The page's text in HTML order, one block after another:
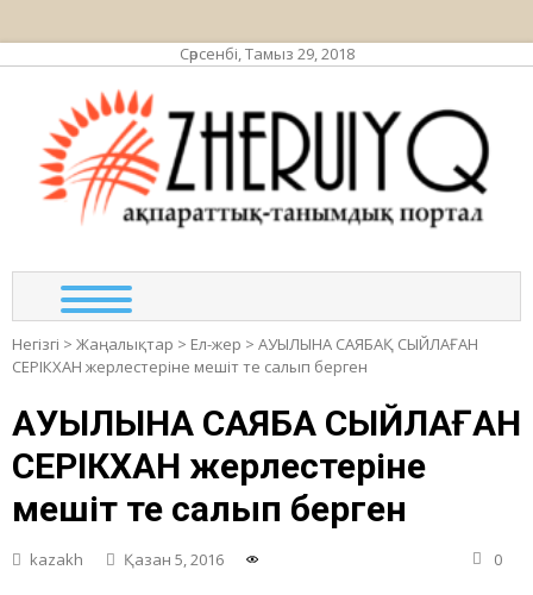
Сәрсенбі, Тамыз 29, 2018
Негізгі > Жаңалықтар > Ел-жер > АУЫЛЫНА САЯБАҚ СЫЙЛАҒАН
СЕРІКХАН жерлестеріне мешіт те салып берген
АУЫЛЫНА САЯБАҚ СЫЙЛАҒАН
СЕРІКХАН жерлестеріне
мешіт те салып берген
kazakh Қазан 5, 2016 0